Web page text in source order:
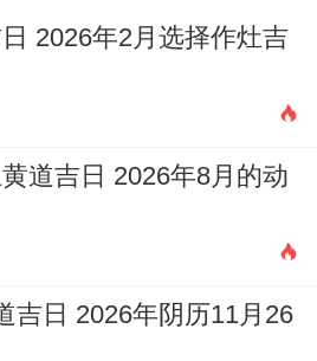
2026年2月选择作灶吉
道吉日 2026年8月的动
吉日 2026年阴历11月26